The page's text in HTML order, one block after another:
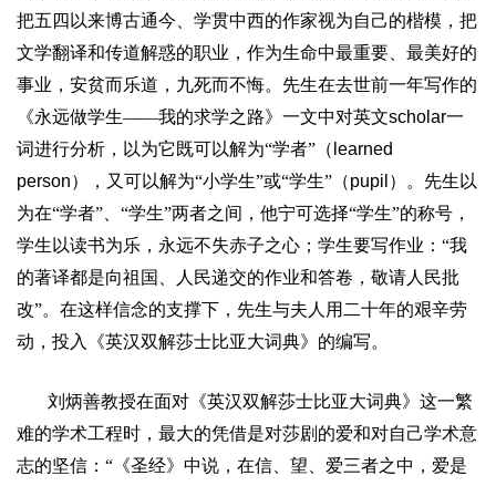
把五四以来博古通今、学贯中西的作家视为自己的楷模，把
文学翻译和传道解惑的职业，作为生命中最重要、最美好的
事业，安贫而乐道，九死而不悔。先生在去世前一年写作的
《永远做学生——我的求学之路》一文中对英文scholar一
词进行分析，以为它既可以解为“学者”（ learned
person），又可以解为“小学生”或“学生”（pupil ）。先生以
为在“学者”、“学生”两者之间，他宁可选择“学生”的称号，
学生以读书为乐，永远不失赤子之心；学生要写作业：“我
的著译都是向祖国、人民递交的作业和答卷，敬请人民批
改”。在这样信念的支撑下，先生与夫人用二十年的艰辛劳
动，投入《英汉双解莎士比亚大词典》的编写。
刘炳善教授在面对《英汉双解莎士比亚大词典》这一繁
难的学术工程时，最大的凭借是对莎剧的爱和对自己学术意
志的坚信：“《圣经》中说，在信、望、爱三者之中，爱是